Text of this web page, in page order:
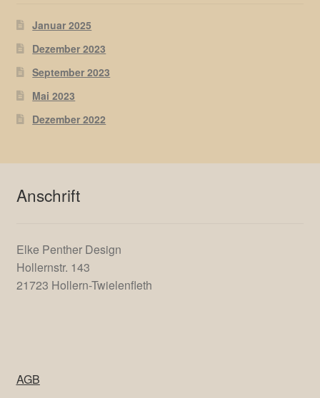
Januar 2025
Dezember 2023
September 2023
Mai 2023
Dezember 2022
Anschrift
Elke Penther Design
Hollernstr. 143
21723 Hollern-Twielenfleth
AGB